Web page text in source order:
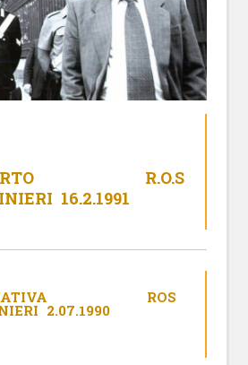
R.O.S
16.2.1991
ROS
2.07.1990